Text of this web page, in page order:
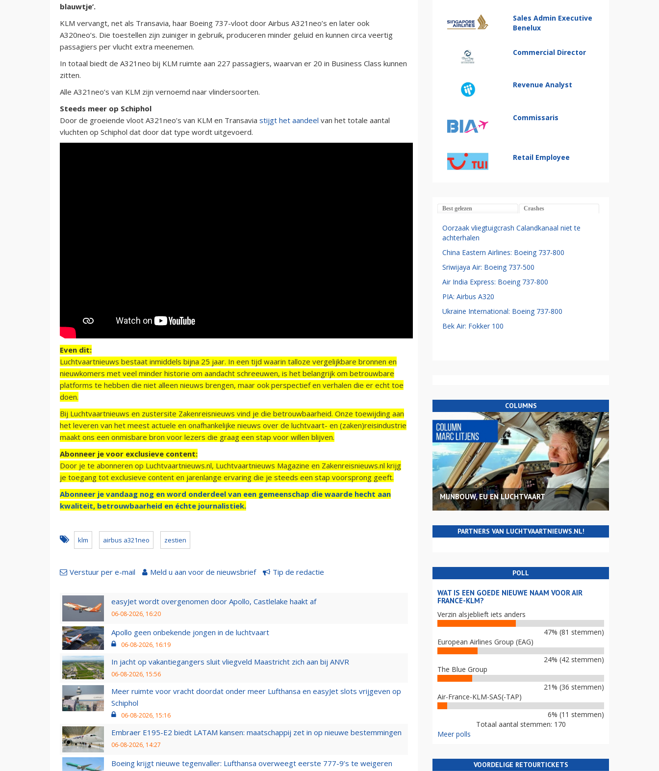
blauwtje’.
KLM vervangt, net als Transavia, haar Boeing 737-vloot door Airbus A321neo’s en later ook
A320neo’s. Die toestellen zijn zuiniger in gebruik, produceren minder geluid en kunnen circa veertig
passagiers per vlucht extra meenemen.
In totaal biedt de A321neo bij KLM ruimte aan 227 passagiers, waarvan er 20 in Business Class kunnen
zitten.
Alle A321neo’s van KLM zijn vernoemd naar vlindersoorten.
Steeds meer op Schiphol
Door de groeiende vloot A321neo’s van KLM en Transavia stijgt het aandeel van het totale aantal
vluchten op Schiphol dat door dat type wordt uitgevoerd.
Even dit:
Luchtvaartnieuws bestaat inmiddels bijna 25 jaar. In een tijd waarin talloze vergelijkbare bronnen en
nieuwkomers met veel minder historie om aandacht schreeuwen, is het belangrijk om betrouwbare
platforms te hebben die niet alleen nieuws brengen, maar ook perspectief en verhalen die er echt toe
doen.
Bij Luchtvaartnieuws en zustersite Zakenreisnieuws vind je die betrouwbaarheid. Onze toewijding aan
het leveren van het meest actuele en onafhankelijke nieuws over de luchtvaart- en (zaken)reisindustrie
maakt ons een onmisbare bron voor lezers die graag een stap voor willen blijven.
Abonneer je voor exclusieve content:
Door je te abonneren op Luchtvaartnieuws.nl, Luchtvaartnieuws Magazine en Zakenreisnieuws.nl krijg
je toegang tot exclusieve content en jarenlange ervaring die je steeds een stap voorsprong geeft.
Abonneer je vandaag nog en word onderdeel van een gemeenschap die waarde hecht aan
kwaliteit, betrouwbaarheid en échte journalistiek.
klm airbus a321neo zestien
Verstuur per e-mail Meld u aan voor de nieuwsbrief Tip de redactie
easyJet wordt overgenomen door Apollo, Castlelake haakt af
06-08-2026, 16:20
Apollo geen onbekende jongen in de luchtvaart
06-08-2026, 16:19
In jacht op vakantiegangers sluit vliegveld Maastricht zich aan bij ANVR
06-08-2026, 15:56
Meer ruimte voor vracht doordat onder meer Lufthansa en easyJet slots vrijgeven op
Schiphol
06-08-2026, 15:16
Embraer E195-E2 biedt LATAM kansen: maatschappij zet in op nieuwe bestemmingen
06-08-2026, 14:27
Boeing krijgt nieuwe tegenvaller: Lufthansa overweegt eerste 777-9’s te weigeren
Sales Admin Executive
Benelux
Commercial Director
Revenue Analyst
Commissaris
Retail Employee
Best gelezen Crashes
Oorzaak vliegtuigcrash Calandkanaal niet te
achterhalen
China Eastern Airlines: Boeing 737-800
Sriwijaya Air: Boeing 737-500
Air India Express: Boeing 737-800
PIA: Airbus A320
Ukraine International: Boeing 737-800
Bek Air: Fokker 100
COLUMNS
MIJNBOUW, EU EN LUCHTVAART
PARTNERS VAN LUCHTVAARTNIEUWS.NL!
POLL
WAT IS EEN GOEDE NIEUWE NAAM VOOR AIR
FRANCE-KLM?
Verzin alsjeblieft iets anders
47% (81 stemmen)
European Airlines Group (EAG)
24% (42 stemmen)
The Blue Group
21% (36 stemmen)
Air-France-KLM-SAS(-TAP)
6% (11 stemmen)
Totaal aantal stemmen: 170
Meer polls
VOORDELIGE RETOURTICKETS